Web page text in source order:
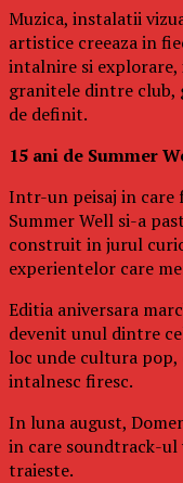
Muzica, instalatii
artistice creeaza in
intalnire si
granitele dintre club,
de definit.
15 ani de Summer
Intr-un peisaj in care
Summer Well si-a
construit in jurul
experientelor care
Editia aniversara
devenit unul dintre
loc unde cultura pop,
intalnesc firesc.
In luna august,
in care soundtrack-ul
traieste.